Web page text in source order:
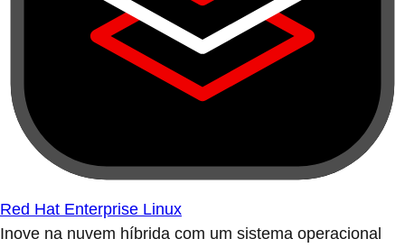
Red Hat Enterprise Linux
Inove na nuvem híbrida com um sistema operacional